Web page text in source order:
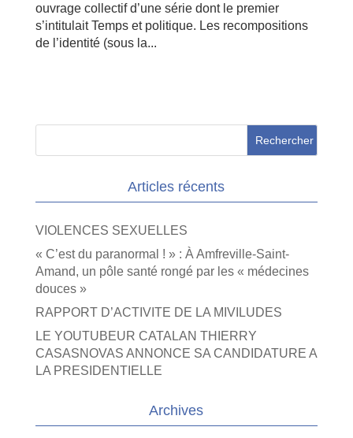
ouvrage collectif d’une série dont le premier
s’intitulait Temps et politique. Les recompositions
de l’identité (sous la...
Articles récents
VIOLENCES SEXUELLES
« C’est du paranormal ! » : À Amfreville-Saint-
Amand, un pôle santé rongé par les « médecines
douces »
RAPPORT D’ACTIVITE DE LA MIVILUDES
LE YOUTUBEUR CATALAN THIERRY
CASASNOVAS ANNONCE SA CANDIDATURE A
LA PRESIDENTIELLE
Archives